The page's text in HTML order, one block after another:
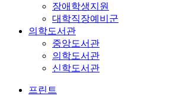
장애학생지원
대학직장예비군
의학도서관
중앙도서관
의학도서관
신학도서관
프린트